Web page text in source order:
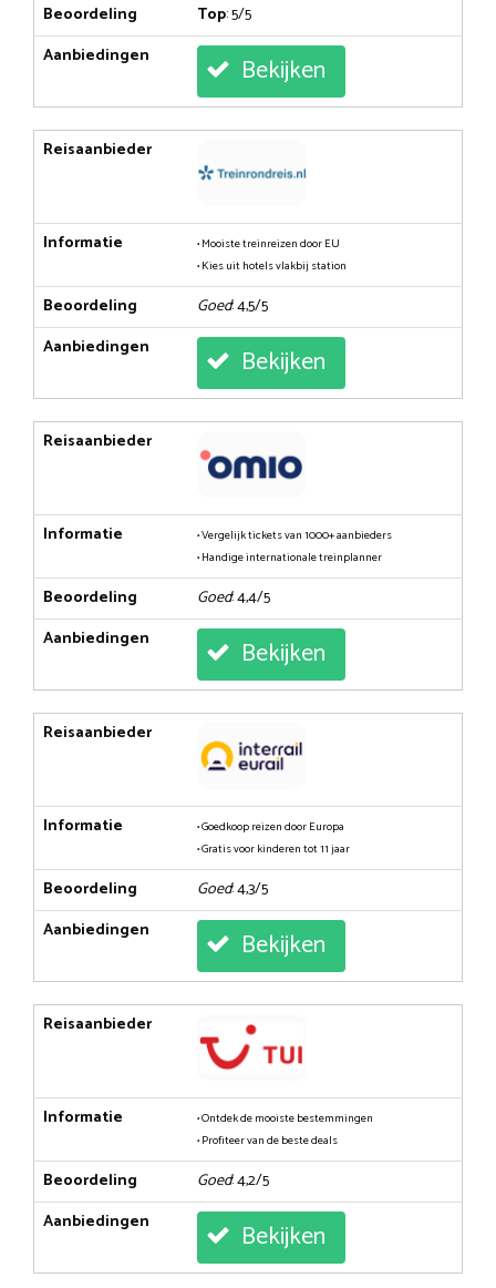
Beoordeling Top: 5/5
Aanbiedingen
Bekijken
Reisaanbieder
Informatie
• Mooiste treinreizen door EU
• Kies uit hotels vlakbij station
Beoordeling Goed: 4,5/5
Aanbiedingen
Bekijken
Reisaanbieder
Informatie
• Vergelijk tickets van 1000+ aanbieders
• Handige internationale treinplanner
Beoordeling Goed: 4,4/5
Aanbiedingen
Bekijken
Reisaanbieder
Informatie
• Goedkoop reizen door Europa
• Gratis voor kinderen tot 11 jaar
Beoordeling Goed: 4,3/5
Aanbiedingen
Bekijken
Reisaanbieder
Informatie
• Ontdek de mooiste bestemmingen
• Profiteer van de beste deals
Beoordeling Goed: 4,2/5
Aanbiedingen
Bekijken